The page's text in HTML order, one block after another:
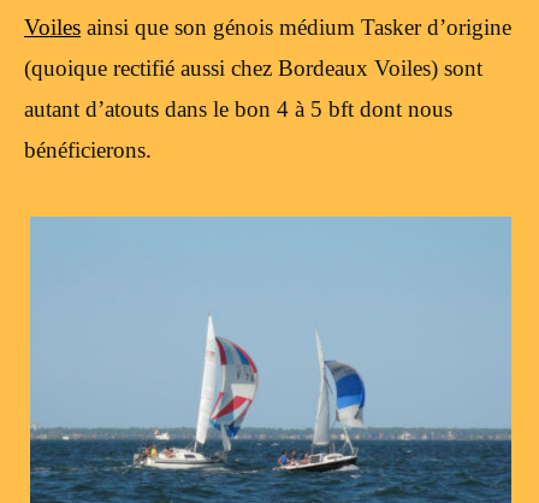
Voiles ainsi que son génois médium Tasker d’origine
(quoique rectifié aussi chez Bordeaux Voiles) sont
autant d’atouts dans le bon 4 à 5 bft dont nous
bénéficierons.